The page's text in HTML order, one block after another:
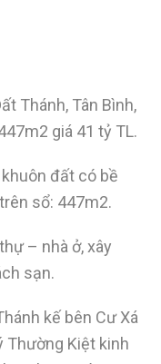
Thánh, Tân Bình,
giá 41 tỷ TL.
đất có bề
sổ: 447m2.
– nhà ở, xây
sạn.
kế bên Cư Xá
Thường Kiệt kinh